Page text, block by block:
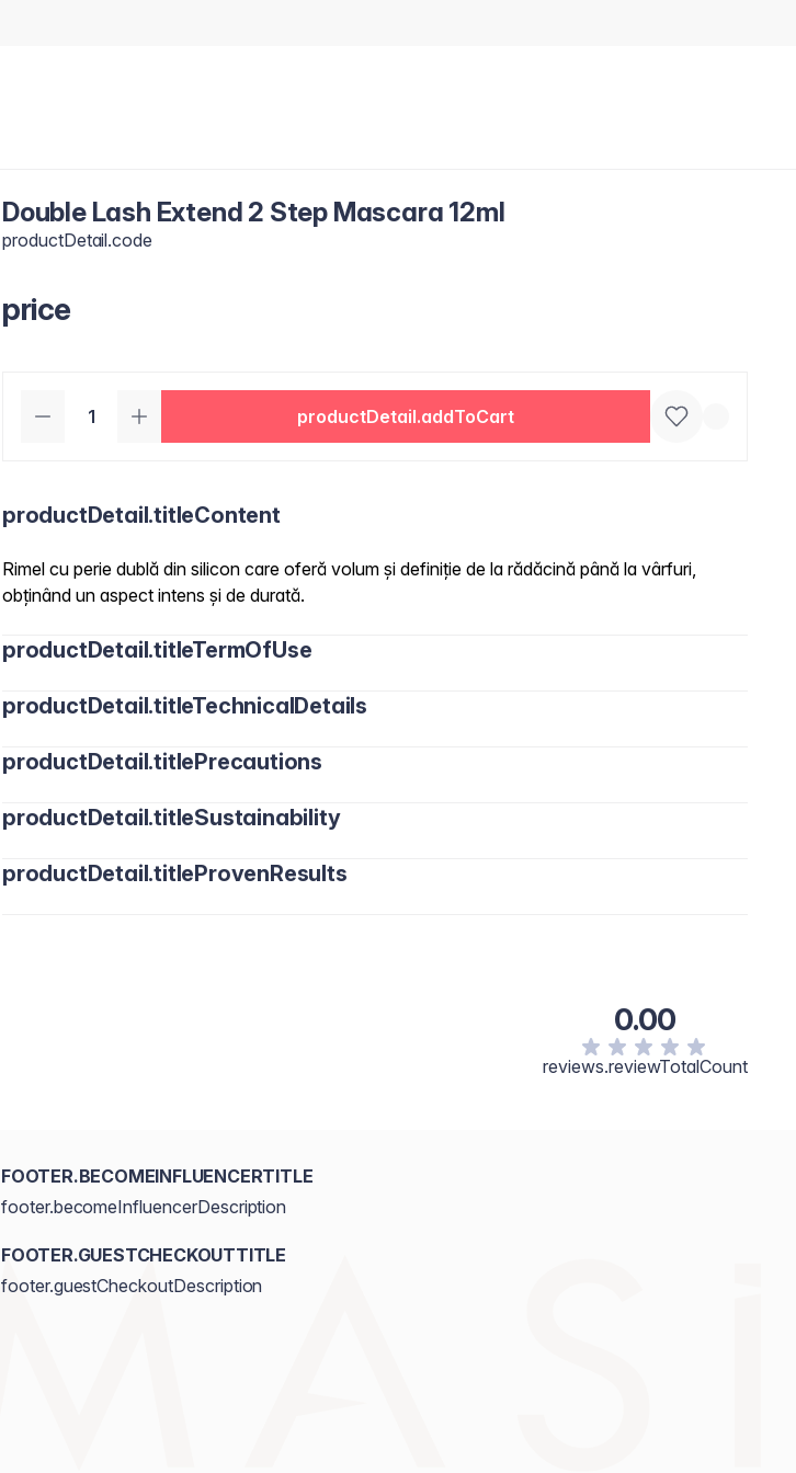
Double Lash Extend 2 Step Mascara 12ml
productDetail.code
price
productDetail.addToCart
productDetail.titleContent
Rimel cu perie dublă din silicon care oferă volum și definiție de la rădăcină până la vârfuri,
obținând un aspect intens și de durată.
productDetail.titleTermOfUse
productDetail.titleTechnicalDetails
productDetail.titlePrecautions
productDetail.titleSustainability
productDetail.titleProvenResults
0.00
reviews.reviewTotalCount
FOOTER.BECOMEINFLUENCERTITLE
footer.becomeInfluencerDescription
FOOTER.GUESTCHECKOUTTITLE
footer.guestCheckoutDescription